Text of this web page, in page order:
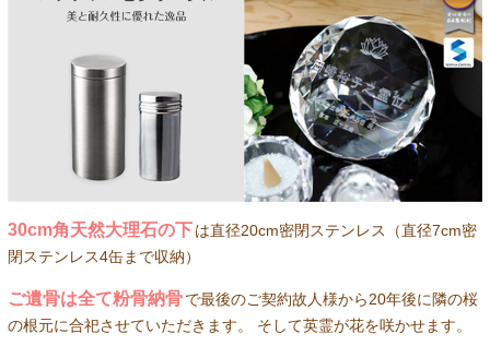
30cm角天然大理石の下 は直径20cm密閉ステンレス（直径7cm密
閉ステンレス4缶まで収納）
ご遺骨は全て粉骨納骨 で最後のご契約故人様から20年後に隣の桜
の根元に合祀させていただきます。 そして英霊が花を咲かせます。